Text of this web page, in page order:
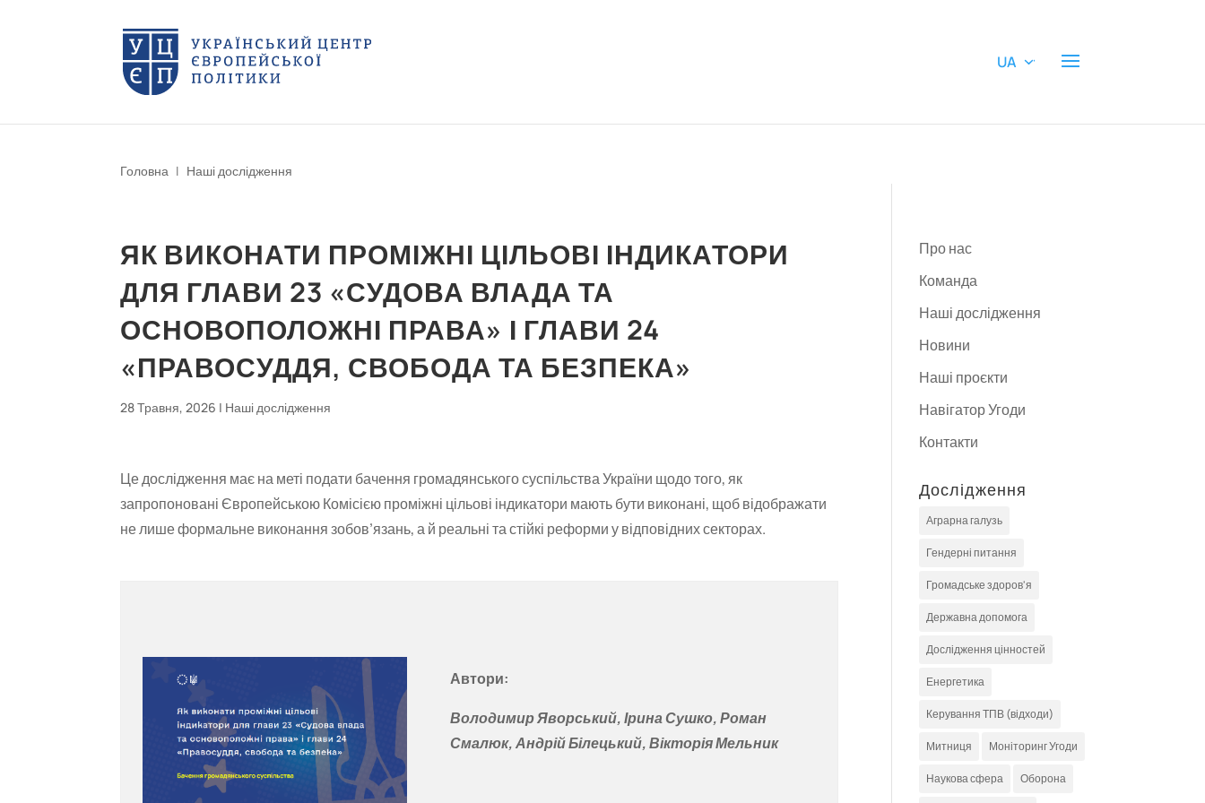
UA
Головна | Наші дослідження
ЯК ВИКОНАТИ ПРОМІЖНІ ЦІЛЬОВІ ІНДИКАТОРИ
ДЛЯ ГЛАВИ 23 «СУДОВА ВЛАДА ТА
ОСНОВОПОЛОЖНІ ПРАВА» І ГЛАВИ 24
«ПРАВОСУДДЯ, СВОБОДА ТА БЕЗПЕКА»
28 Травня, 2026 | Наші дослідження
Це дослідження має на меті подати бачення громадянського суспільства України щодо того, як
запропоновані Європейською Комісією проміжні цільові індикатори мають бути виконані, щоб відображати
не лише формальне виконання зобов’язань, а й реальні та стійкі реформи у відповідних секторах.
Автори:
Володимир Яворський, Ірина Сушко, Роман
Смалюк, Андрій Білецький, Вікторія Мельник
Про нас
Команда
Наші дослідження
Новини
Наші проєкти
Навігатор Угоди
Контакти
Дослідження
Аграрна галузь
Гендерні питання
Громадське здоров'я
Державна допомога
Дослідження цінностей
Енергетика
Керування ТПВ (відходи)
Митниця Моніторинг Угоди
Наукова сфера Оборона